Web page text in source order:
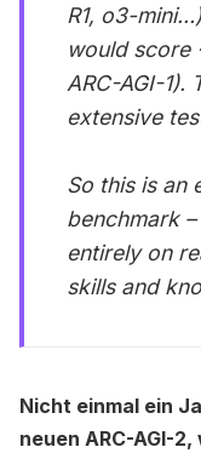
R1, o3-
would score
ARC-AGI-1).
extensive
So this is an
benchmark
entirely on
skills and
Nicht einmal ein
neuen ARC-AGI-